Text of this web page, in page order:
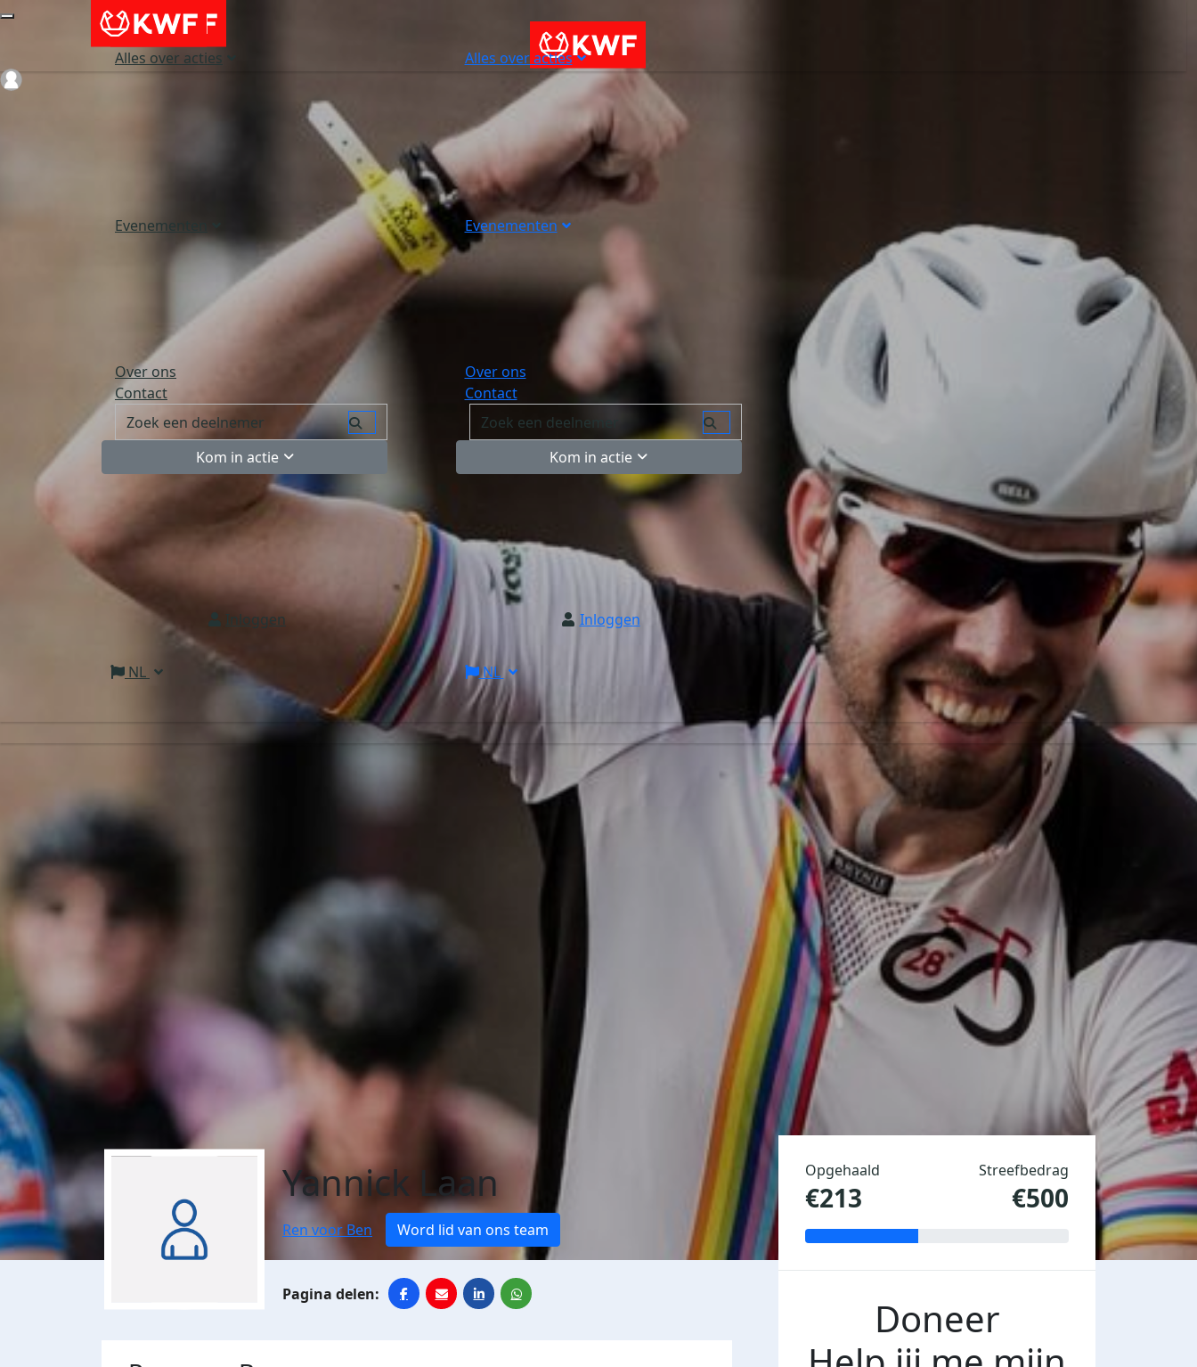
Alles over acties
Evenementen
Over ons
Contact
Kom in actie
Inloggen
NL
Alles over acties
Evenementen
Over ons
Contact
Kom in actie
Inloggen
NL
Yannick Laan
Ren voor Ben Word lid van ons team
Opgehaald
€213
Streefbedrag
€500
Doneer